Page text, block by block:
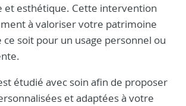
et esthétique. Cette intervention
à valoriser votre patrimoine
soit pour un usage personnel ou
étudié avec soin afin de proposer
et adaptées à votre